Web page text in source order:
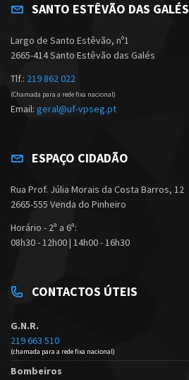
SANTO ESTÊVÃO DAS GALÉS
Largo de Santo Estêvão, nº1
2665-414 Santo Estêvão das Galés
Tlf.: 219 862 022
(Chamada para a rede fixa nacional)
Email: geral@uf-vpseg.pt
ESPAÇO CIDADÃO
Rua Prof. Júlia Morais da Costa Barros, 12
2665-555 Venda do Pinheiro
Horário - 2ª a 6ª:
08h30 - 12h00 | 14h00 - 16h30
CONTACTOS ÚTEIS
G.N.R.
219 663 510
(chamada para a rede fixa nacional)
Bombeiros